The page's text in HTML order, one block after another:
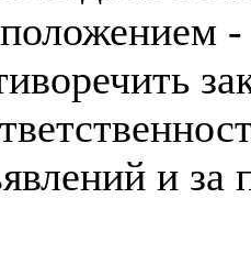
-
и за